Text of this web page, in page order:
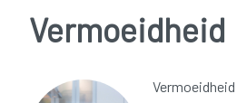
Vermoeidheid